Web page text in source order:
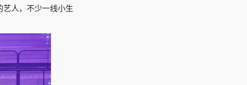
人，不少一线小生